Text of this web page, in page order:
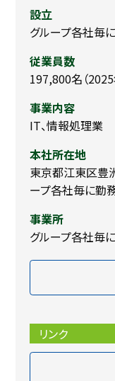
設立
グループ各社毎
従業員数
197,800名（
事業内容
IT、情報処理業
本社所在地
東京都江東区
ープ各社毎に勤
事業所
グループ各社毎
リンク